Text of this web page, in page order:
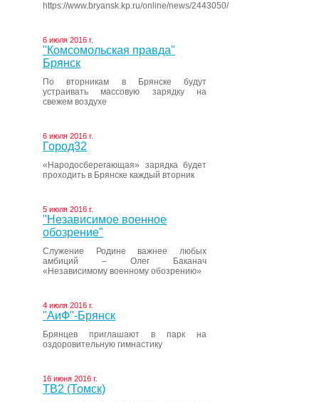
https://www.bryansk.kp.ru/online/news/2443050/
6 июля 2016 г.
"Комсомольская правда"
Брянск
По вторникам в Брянске будут
устраивать массовую зарядку на
свежем воздухе
6 июля 2016 г.
Город32
«Народосберегающая» зарядка будет
проходить в Брянске каждый вторник
5 июля 2016 г.
"Независимое военное
обозрение"
Служение Родине важнее любых
амбиций – Олег Баканач
«Независимому военному обозрению»
4 июля 2016 г.
"АиФ"-Брянск
Брянцев приглашают в парк на
оздоровительную гимнастику
16 июня 2016 г.
ТВ2 (Томск)